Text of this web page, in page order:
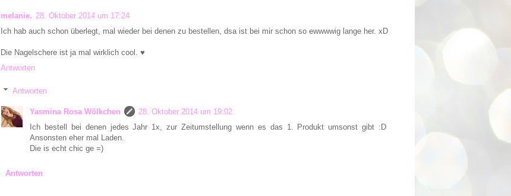
melanie. 28. Oktober 2014 um 17:24
Ich hab auch schon überlegt, mal wieder bei denen zu bestellen, dsa ist bei mir schon so ewwwwig lange her. xD
Die Nagelschere ist ja mal wirklich cool. ♥
Antworten
Antworten
Yasmina Rosa Wölkchen
28. Oktober 2014 um 19:02
Ich bestell bei denen jedes Jahr 1x, zur Zeitumstellung wenn es das 1. Produkt umsonst gibt :D
Ansonsten eher mal Laden.
Die is echt chic ge =)
Antworten